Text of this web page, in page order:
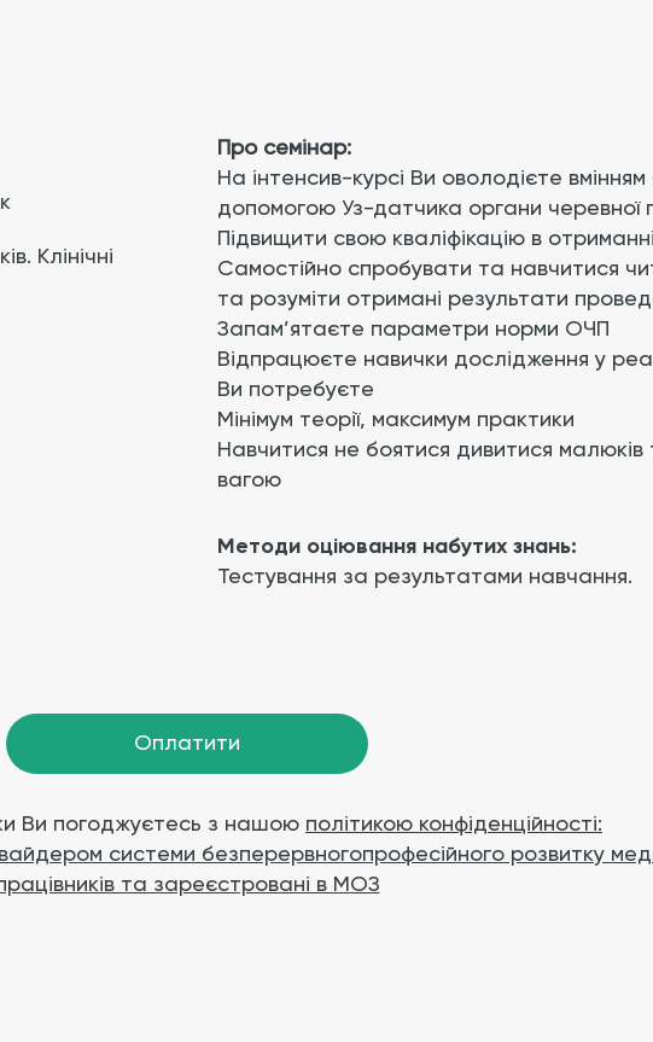
Клінічні
Про семінар:
На інтенсив-курсі Ви оволодієте вмінням
допомогою Уз-датчика органи черевної
Підвищити свою кваліфікацію в
Самостійно спробувати та навчитися
та розуміти отримані результати
Запам’ятаєте параметри норми ОЧП
Відпрацюєте навички дослідження у
Ви потребуєте
Мінімум теорії, максимум практики
Навчитися не боятися дивитися
вагою
Методи оціювання набутих знань:
Тестування за результатами навчання.
Оплатити
Ви погоджуєтесь з нашою політикою конфіденційності:
системи безперервногопрофесійного розвитку
та зареєстровані в МОЗ